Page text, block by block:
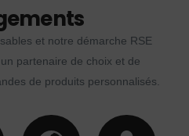
et notre démarche RSE
partenaire de choix et de
de produits personnalisés.